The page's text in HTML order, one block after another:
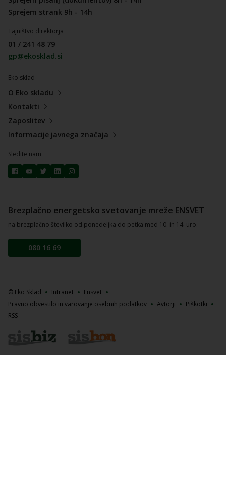
Sprejem strank 9h - 14h
Tajništvo direktorja
01 / 241 48 79
gp@ekosklad.si
Eko sklad
O Eko skladu
Kontakti
Zaposlitev
Informacije javnega značaja
Sledite nam
Brezplačno energetsko svetovanje mreže ENSVET
na brezplačno številko od ponedeljka do petka med 10. in 14. uro.
080 16 69
© Eko Sklad Intranet
Ensvet
Pravno obvestilo in varovanje osebnih podatkov
Avtorji
Piškotki
RSS